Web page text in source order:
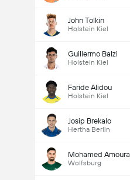
John Tolkin
Holstein Kiel
Guillermo Balzi
Holstein Kiel
Faride Alidou
Holstein Kiel
Josip Brekalo
Hertha Berlin
Mohamed Amoura
Wolfsburg